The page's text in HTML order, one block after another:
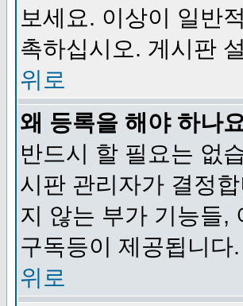
보세요. 이상이 일반
촉하십시오. 게시판
위로
왜 등록을 해야 하나
반드시 할 필요는 없
시판 관리자가 결정
지 않는 부가 기능들,
구독등이 제공됩니
위로